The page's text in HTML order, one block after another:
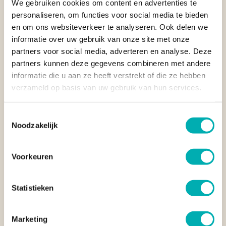
We gebruiken cookies om content en advertenties te
personaliseren, om functies voor social media te bieden
en om ons websiteverkeer te analyseren. Ook delen we
informatie over uw gebruik van onze site met onze
partners voor social media, adverteren en analyse. Deze
partners kunnen deze gegevens combineren met andere
informatie die u aan ze heeft verstrekt of die ze hebben
verzameld op basis van uw gebruik van hun services.
Noodzakelijk
Voorkeuren
Statistieken
Marketing
de perfect gestoomde momo’s en de geurige rode rijst. De
familie vertelt over de ingrediënten die ze gebruiken, veelal
afkomstig uit hun eigen tuin of boerderij.
HET BHUTAANSE DORPSLEVEN
Homestays en farmhouses zijn verspreid over verschillende
regio’s, maar komen vooral voor inlandelijke gebieden en
dorpjes, zoals de Haa-vallei en de omgeving vanBumthang.
een Bhutaanse gemeenschap écht is. Je kunt meehelpen op de
boerderij, samen met de kinderen de dieren verzorgen of een
je mee naar lokale bezienswaardigheden, zoals tempels,
Tip van reisspecialist Edwin:
"Toon respect voor je gastfamilie
Woorden als 'kuzuzangpo la' (hallo) en 'kadrin chhe la'